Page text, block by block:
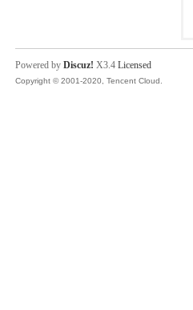
Powered by Discuz! X3.4 Licensed
Copyright © 2001-2020, Tencent Cloud.